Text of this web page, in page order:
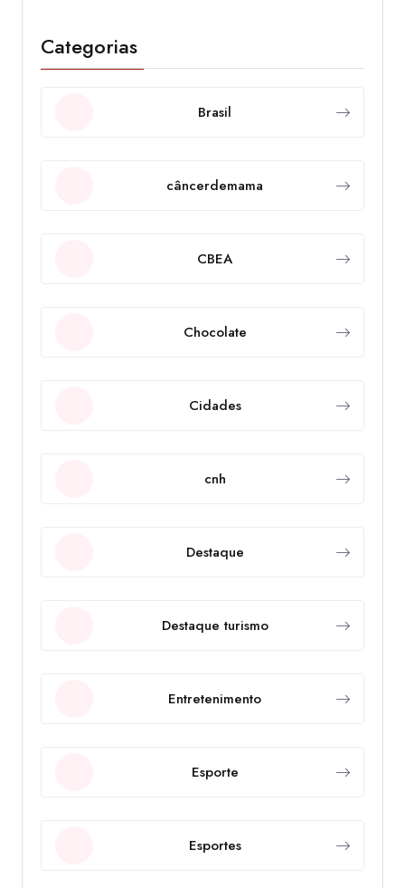
Categorias
Brasil
câncerdemama
CBEA
Chocolate
Cidades
cnh
Destaque
Destaque turismo
Entretenimento
Esporte
Esportes